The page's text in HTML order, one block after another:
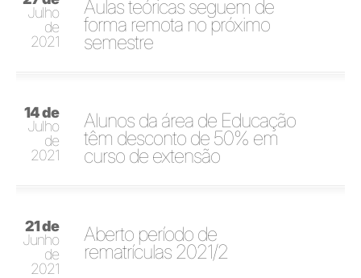
Julho
de
2021
Aulas teóricas seguem de
forma remota no próximo
semestre
14 de
Julho
de
2021
Alunos da área de Educação
têm desconto de 50% em
curso de extensão
21 de
Junho
de
2021
Aberto período de
rematrículas 2021/2